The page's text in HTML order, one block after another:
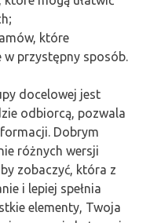
które
przystępny sposób.
docelowej jest
odbiorcą, pozwala
Dobrym
różnych wersji
zobaczyć, która z
i lepiej spełnia
elementy, Twoja